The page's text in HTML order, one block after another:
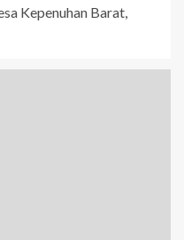
Kepenuhan Barat,